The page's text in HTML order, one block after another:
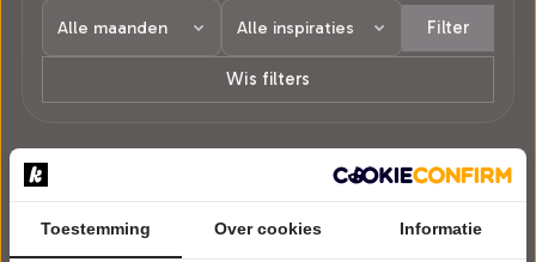
Filter
Wis filters
1 voorstelling in Gramsbergen.
Toestemming Over cookies Informatie